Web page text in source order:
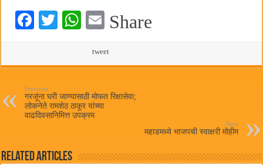
Fa T
W
ts
pp
E
ail
Share
tweet
Previous
गरजूंना घरी जाण्यासाठी मोफत रिक्षासेवा;
लोकनेते रामशेठ ठाकूर यांच्या
वाढदिवसानिमित्त उपक्रम
Next
महाडमध्ये भाजपची स्वाक्षरी मोहीम
Related Articles